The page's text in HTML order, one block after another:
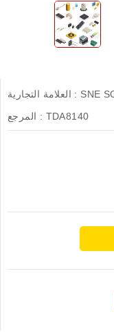
العلامة التجارية : SNE
المرجع : TDA8140